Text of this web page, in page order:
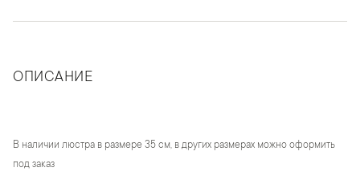
ОПИСАНИЕ
В наличии люстра в размере 35 см, в других размерах можно оформить
под заказ